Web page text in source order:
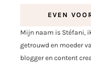
EVEN
Mijn naam is Stéfani,
getrouwd en moeder
blogger en content